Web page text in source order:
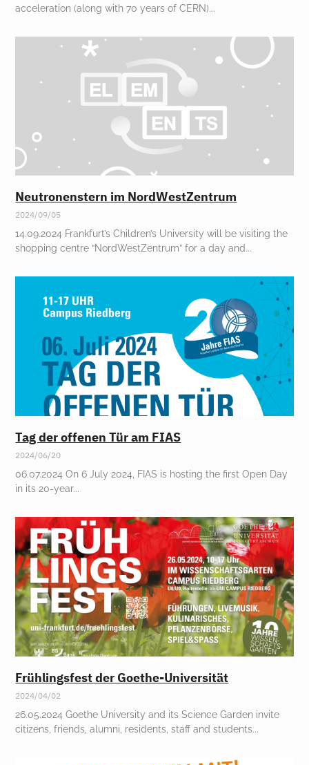
acceleration (along with 70 years of CERN)
Neutronenstern im NordWestZentrum
2024/09/05
14.09.2024 Frankfurt’s Children’s University will be visiting the
shopping centre “NordWestZentrum” for a day and
Tag der offenen Tür am FIAS
2024/06/20
06.07.2024 On 6 July 2024, FIAS is hosting the first Open Day
in its 20-year
Frühlingsfest der Goethe-Universität
2024/04/02
26.05.2024 Goethe University and its Science Garden invite
citizens, friends, alumni, residents, staff and students